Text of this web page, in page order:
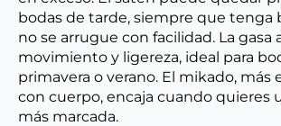
bodas de tarde, siempre que tenga
no se arrugue con facilidad. La gasa
movimiento y ligereza, ideal para
primavera o verano. El mikado, más
con cuerpo, encaja cuando quieres
más marcada.